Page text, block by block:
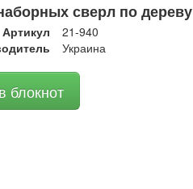
сверл по дереву
Артикул
21-940
Украина
блокнот